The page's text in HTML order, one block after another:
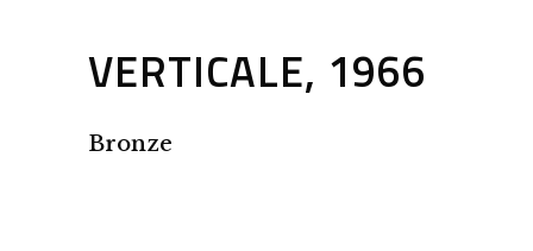
VERTICALE, 1966
Bronze